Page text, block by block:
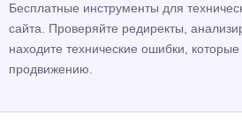
Бесплатные инструменты для
сайта. Проверяйте редиректы,
находите технические ошибки,
продвижению.